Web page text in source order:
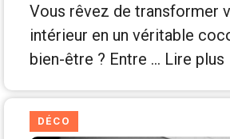
Vous rêvez de transformer
intérieur en un véritable
bien-être ? Entre … Lire plus
DÉCO